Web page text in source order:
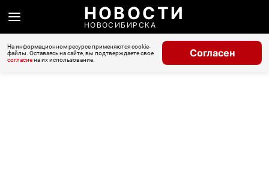
НОВОСТИ
НОВОСИБИРСКА
На информационном ресурсе применяются cookie-
файлы. Оставаясь на сайте, вы подтверждаете свое
согласиена их использование.
Согласен